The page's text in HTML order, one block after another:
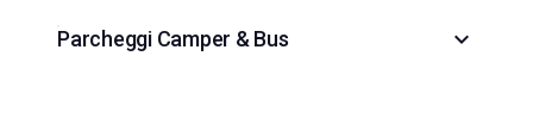
Parcheggi Camper & Bus keyboard_arrow_down